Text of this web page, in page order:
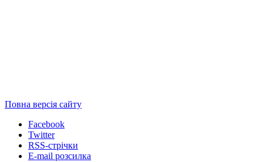
Повна версія сайту
Facebook
Twitter
RSS-стрічки
E-mail розсилка